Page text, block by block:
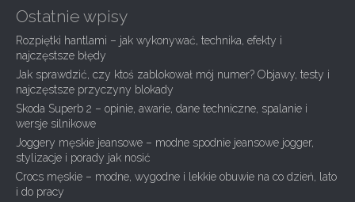
a
v
i
g
a
t
i
o
n
Ostatnie wpisy
Rozpiętki hantlami – jak wykonywać, technika, efekty i
najczęstsze błędy
Jak sprawdzić, czy ktoś zablokował mój numer? Objawy, testy i
najczęstsze przyczyny blokady
Skoda Superb 2 – opinie, awarie, dane techniczne, spalanie i
wersje silnikowe
Joggery męskie jeansowe – modne spodnie jeansowe jogger,
stylizacje i porady jak nosić
Crocs męskie – modne, wygodne i lekkie obuwie na co dzień, lato
i do pracy